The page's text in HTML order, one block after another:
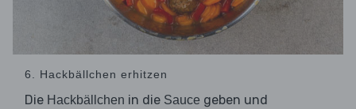
6. Hackbällchen erhitzen
Die Hackbällchen in die Sauce geben und